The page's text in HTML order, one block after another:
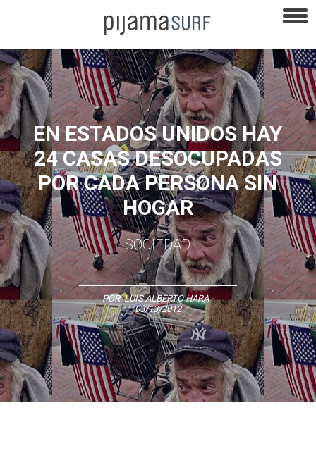
EN ESTADOS UNIDOS HAY
24 CASAS DESOCUPADAS
POR CADA PERSONA SIN
HOGAR
SOCIEDAD
POR:LUIS ALBERTO HARA-
03/13/2012